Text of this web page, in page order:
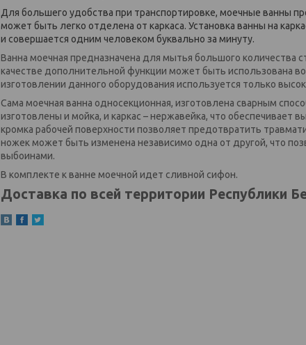
Для большего удобства при транспортировке, моечные ванны
может быть легко отделена от каркаса. Установка ванны на
и совершается одним человеком буквально за минуту.
Ванна моечная предназначена для мытья большого количества
качестве дополнительной функции может быть использована
изготовлении данного оборудования используется только
Сама моечная ванна односекционная, изготовлена сварным
изготовлены и мойка, и каркас – нержавейка, что обеспечивает
кромка рабочей поверхности позволяет предотвратить
ножек может быть изменена независимо одна от другой, что
выбоинами.
В комплекте к ванне моечной идет сливной сифон.
Доставка по всей территории Республики